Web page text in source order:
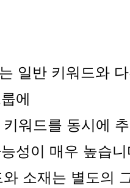
일반 키워드와
에
워드를 동시에
성이 매우 높습
소재는 별도의